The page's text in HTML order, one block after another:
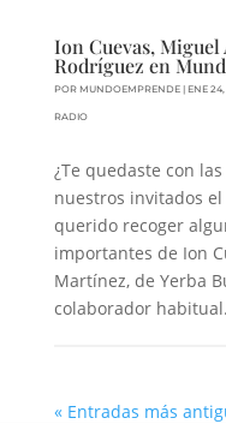
Ion Cuevas,
Rodríguez en
POR MUNDOEMPRENDE| ENE
RADIO
¿Te quedaste con
nuestros invitados
querido recoger
importantes de Ion
Martínez, de Yerba
colaborador
« Entradas más